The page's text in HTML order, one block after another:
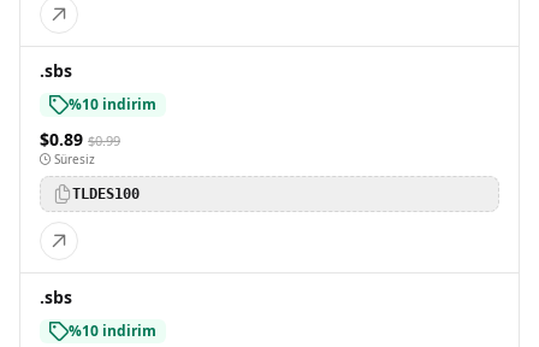
.sbs
%10 indirim
$0.89 $0.99
Süresiz
TLDES100
.sbs
%10 indirim